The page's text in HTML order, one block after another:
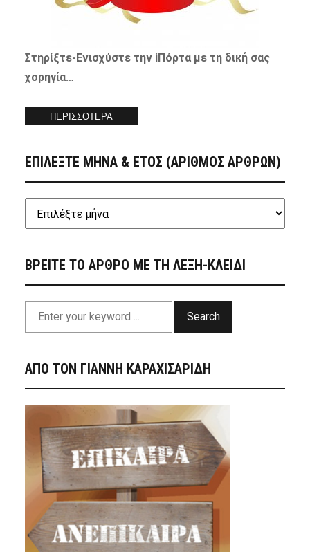
Στηρίξτε-Ενισχύστετην iΠόρτα με τη δική σας
χορηγία…
ΠΕΡΙΣΣΟΤΕΡΑ
ΕΠΙΛΕΞΤΕ ΜΗΝΑ & ΕΤΟΣ (ΑΡΙΘΜΟΣ ΑΡΘΡΩΝ)
ΒΡΕΙΤΕ ΤΟ ΑΡΘΡΟ ΜΕ ΤΗ ΛΕΞΗ-ΚΛΕΙΔΙ
Search
ΑΠΟ ΤΟΝ ΓΙΑΝΝΗ ΚΑΡΑΧΙΣΑΡΙΔΗ